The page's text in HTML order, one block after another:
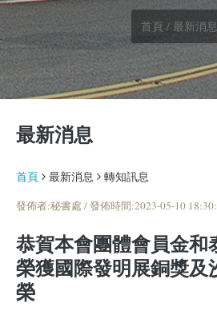
首頁 / 最新消息
最新消息
首頁 最新消息 轉知訊息
發佈者:秘書處 / 發佈時間:2023-05-10
恭賀本會團體會員金和
榮獲國際發明展銅獎及
榮